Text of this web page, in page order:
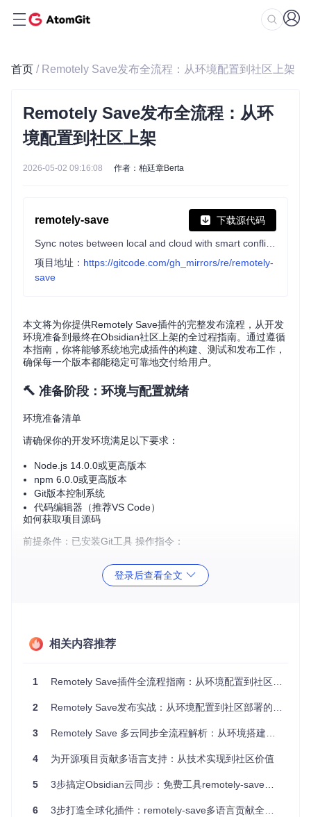
首页 / Remotely Save发布全流程：从环境配置到社区上架
Remotely Save发布全流程：从环
境配置到社区上架
2026-05-02 09:16:08 作者：柏廷章Berta
remotely-save 下载源代码
项目地址： https://gitcode.com/gh_mirrors/re/remotely-
save
本文将为你提供Remotely Save插件的完整发布流程，从开发
环境准备到最终在Obsidian社区上架的全过程指南。通过遵循
本指南，你将能够系统地完成插件的构建、测试和发布工作，
确保每一个版本都能稳定可靠地交付给用户。
🔨 准备阶段：环境与配置就绪
环境准备清单
请确保你的开发环境满足以下要求：
Node.js 14.0.0或更高版本
npm 6.0.0或更高版本
Git版本控制系统
代码编辑器（推荐VS Code）
如何获取项目源码
前提条件：已安装Git工具 操作指令：
remotely-save
test 确认测试框架正常工作
区分开发与生产环境配置是确保发布质量的关键步骤：
开发环境配置：
DROPBOX_APP_KEY=dev_key_for_testing
登录后查看全文
相关内容推荐
1 Remotely Save插件全流程指南：从环境配置到社区发布
2 Remotely Save发布实战：从环境配置到社区部署的非典型指南
3 Remotely Save 多云同步全流程解析：从环境搭建到社区发布
4 为开源项目贡献多语言支持：从技术实现到社区价值
5 3步搞定Obsidian云同步：免费工具remotely-save实战指南
6 3步打造全球化插件：remotely-save多语言贡献全攻略